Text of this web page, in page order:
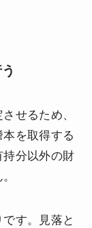
せるため、
を取得する
分以外の財
す。見落と